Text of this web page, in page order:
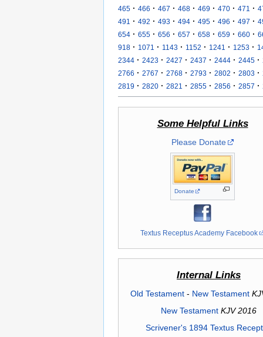
465 · 466 · 467 · 468 · 469 · 470 · 471 ·
491
· 492 · 493 · 494 · 495 · 496 · 497 ·
654 · 655 · 656 · 657 · 658 · 659 · 660 ·
918 · 1071 · 1143 · 1152 · 1241 · 1253 ·
2344 · 2423 · 2427 · 2437 · 2444 · 2445 ·
2766 · 2767 · 2768 · 2793 · 2802 · 2803 ·
2819 · 2820 · 2821 · 2855 · 2856 · 2857 ·
Some Helpful Links
Please Donate
Donate
Textus Receptus Academy Facebook
Internal Links
Old Testament- New Testament
New Testament KJV 2016
Scrivener's 1894 Textus